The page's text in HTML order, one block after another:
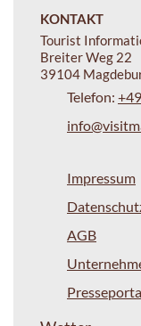
KONTAKT
Tourist
Breiter Weg 22
39104
Telefon:
Impressum
AGB